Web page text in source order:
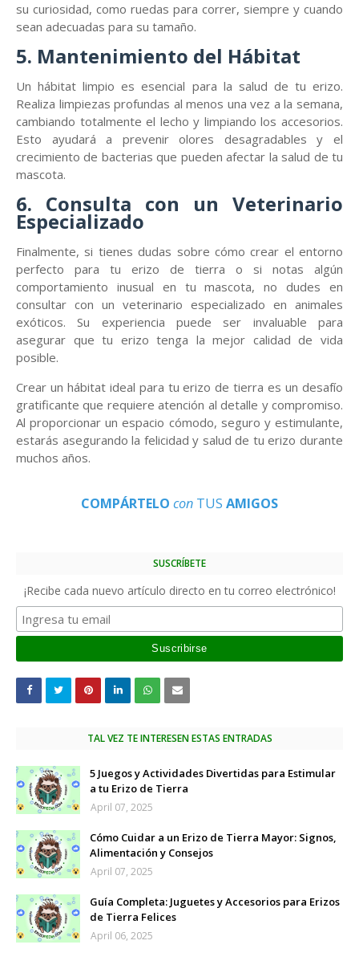
su curiosidad, como ruedas para correr, siempre y cuando
sean adecuadas para su tamaño.
5. Mantenimiento del Hábitat
Un hábitat limpio es esencial para la salud de tu erizo.
Realiza limpiezas profundas al menos una vez a la semana,
cambiando totalmente el lecho y limpiando los accesorios.
Esto ayudará a prevenir olores desagradables y el
crecimiento de bacterias que pueden afectar la salud de tu
mascota.
6. Consulta con un Veterinario
Especializado
Finalmente, si tienes dudas sobre cómo crear el entorno
perfecto para tu erizo de tierra o si notas algún
comportamiento inusual en tu mascota, no dudes en
consultar con un veterinario especializado en animales
exóticos. Su experiencia puede ser invaluable para
asegurar que tu erizo tenga la mejor calidad de vida
posible.
Crear un hábitat ideal para tu erizo de tierra es un desafío
gratificante que requiere atención al detalle y compromiso.
Al proporcionar un espacio cómodo, seguro y estimulante,
estarás asegurando la felicidad y salud de tu erizo durante
muchos años.
COMPÁRTELO con TUS AMIGOS
SUSCRÍBETE
¡Recibe cada nuevo artículo directo en tu correo electrónico!
TAL VEZ TE INTERESEN ESTAS ENTRADAS
5 Juegos y Actividades Divertidas para Estimular
a tu Erizo de Tierra
April 07, 2025
Cómo Cuidar a un Erizo de Tierra Mayor: Signos,
Alimentación y Consejos
April 07, 2025
Guía Completa: Juguetes y Accesorios para Erizos
de Tierra Felices
April 06, 2025